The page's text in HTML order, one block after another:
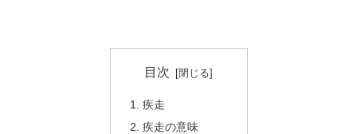
目次
疾走
疾走の意味